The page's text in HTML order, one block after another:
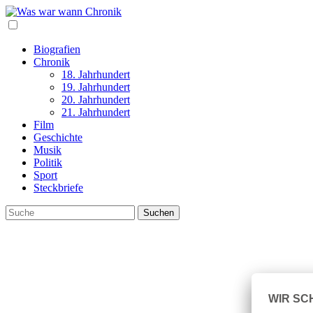
Biografien
Chronik
18. Jahrhundert
19. Jahrhundert
20. Jahrhundert
21. Jahrhundert
Film
Geschichte
Musik
Politik
Sport
Steckbriefe